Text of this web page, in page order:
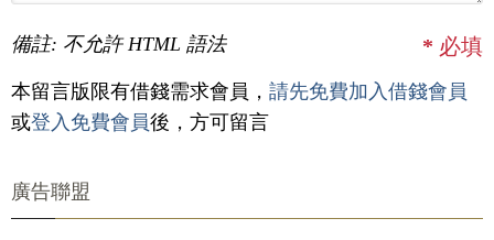
備註: 不允許 HTML 語法 * 必填
本留言版限有借錢需求會員， 請先免費加入借錢會員
或登入免費會員後，方可留言
廣告聯盟